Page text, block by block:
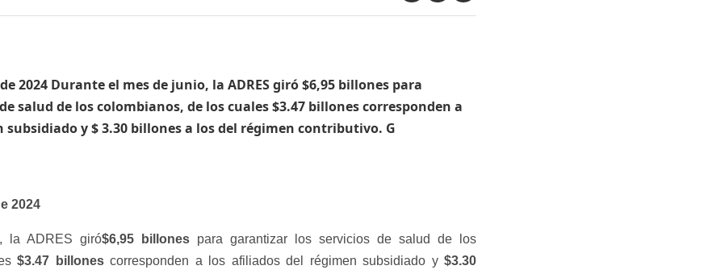
2024 Durante el mes de junio, la ADRES giró $6,95 billones para
salud de los colombianos, de los cuales $3.47 billones corresponden a
y $ 3.30 billones a los del régimen contributivo. G
2024
la ADRES giró$6,95 billones para garantizar los servicios de salud de los
$3.47 billonescorresponden a los afiliados del régimen subsidiado y $3.30